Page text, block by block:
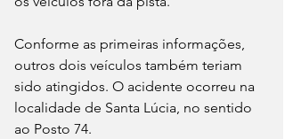
Conforme as primeiras informações,
outros dois veículos também teriam
sido atingidos. O acidente ocorreu na
localidade de Santa Lúcia, no sentido
ao Posto 74.